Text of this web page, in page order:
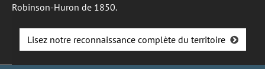
Robinson-Huron de 1850.
Lisez notre reconnaissance complète du territoire